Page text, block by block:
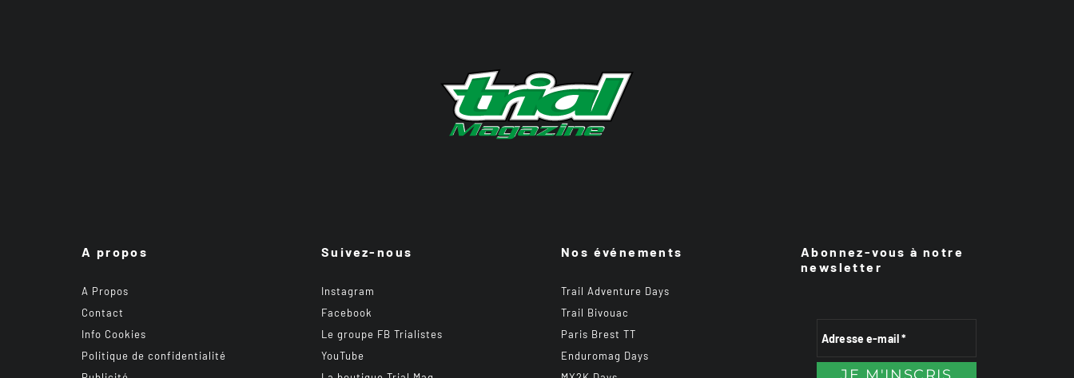
A propos
A Propos
Contact
Info Cookies
Politique de confidentialité
Suivez-nous
Instagram
Facebook
Le groupe FB Trialistes
YouTube
Nos événements
Trail Adventure Days
Trail Bivouac
Paris Brest TT
Enduromag Days
Abonnez-vous à notre
newsletter